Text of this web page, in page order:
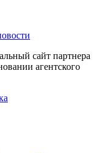
сайт партнера
агентского